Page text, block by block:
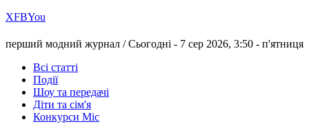
ХFBYou
перший модний журнал /Сьогодні - 7 сер 2026, 3:50 - п'ятниця
Всі статті
Події
Шоу та передачі
Діти та сім'я
Конкурси Міс